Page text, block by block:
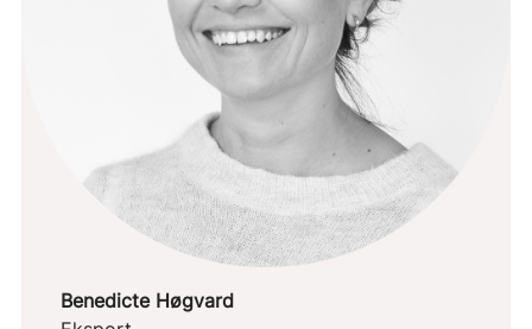
Benedicte Høgvard